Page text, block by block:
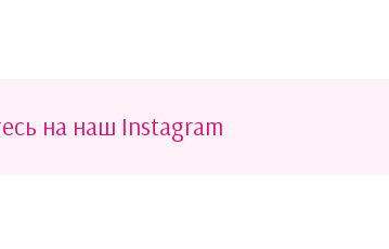
на наш Instagram